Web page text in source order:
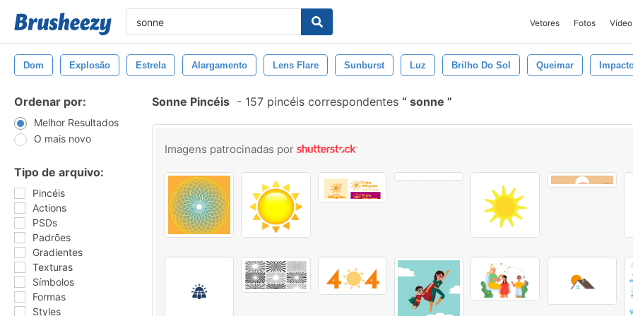
Vetores Fotos Vídeo
Dom Explosão Estrela Alargamento Lens Flare Sunburst Luz Brilho Do Sol Queimar
Ordenar por:
Melhor Resultados
O mais novo
Tipo de arquivo:
Pincéis
Actions
PSDs
Padrões
Gradientes
Texturas
Símbolos
Formas
Styles
Sonne Pincéis - 157 pincéis correspondentes sonne
Imagens patrocinadas por